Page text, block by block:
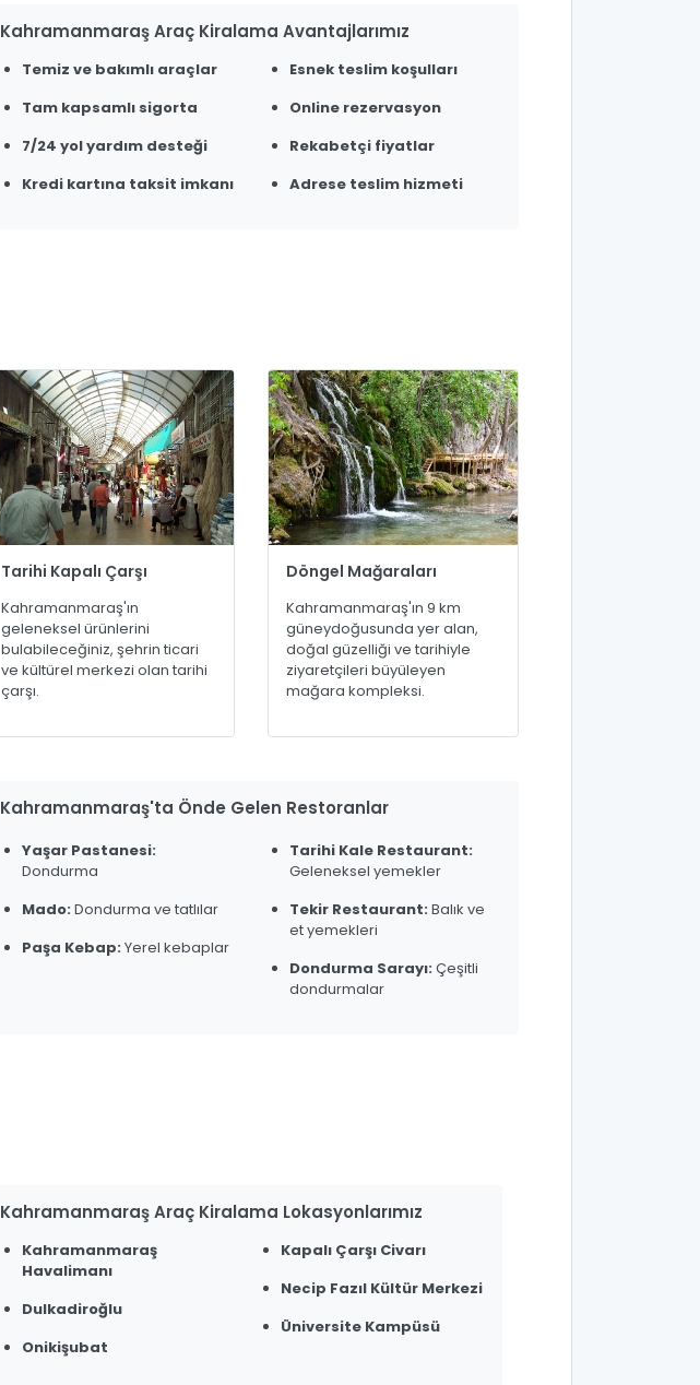
Kahramanmaraş Araç Kiralama Avantajlarımız
Temiz ve bakımlı araçlar
Tam kapsamlı sigorta
7/24 yol yardım desteği
Kredi kartına taksit imkanı
Esnek teslim koşulları
Online rezervasyon
Rekabetçi fiyatlar
Adrese teslim hizmeti
Tarihi Kapalı Çarşı
Kahramanmaraş'ın
geleneksel ürünlerini
bulabileceğiniz, şehrin ticari
ve kültürel merkezi olan tarihi
çarşı.
Döngel Mağaraları
Kahramanmaraş'ın 9 km
güneydoğusunda yer alan,
doğal güzelliği ve tarihiyle
ziyaretçileri büyüleyen
mağara kompleksi.
Kahramanmaraş'ta Önde Gelen Restoranlar
Yaşar Pastanesi:
Dondurma
Mado: Dondurma ve tatlılar
Paşa Kebap: Yerel kebaplar
Tarihi Kale Restaurant:
Geleneksel yemekler
Tekir Restaurant: Balık ve
et yemekleri
Dondurma Sarayı: Çeşitli
dondurmalar
Kahramanmaraş Araç Kiralama Lokasyonlarımız
Kahramanmaraş
Havalimanı
Dulkadiroğlu
Onikişubat
Kapalı Çarşı Civarı
Necip Fazıl Kültür Merkezi
Üniversite Kampüsü